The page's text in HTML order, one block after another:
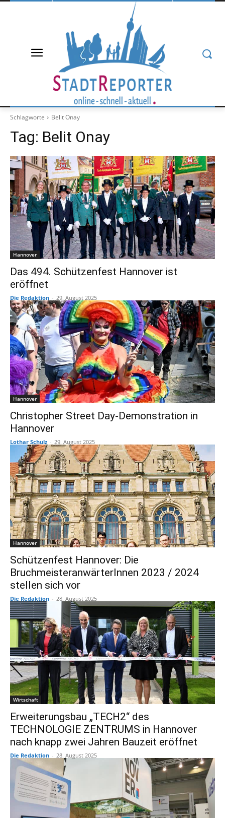
Schlagworte Belit Onay
Tag: Belit Onay
Hannover
Das 494. Schützenfest Hannover ist
eröffnet
Die Redaktion - 29. August 2025
Hannover
Christopher Street Day-Demonstration in
Hannover
Lothar Schulz - 29. August 2025
Hannover
Schützenfest Hannover: Die
BruchmeisteranwärterInnen 2023 / 2024
stellen sich vor
Die Redaktion - 28. August 2025
Wirtschaft
Erweiterungsbau „TECH2“ des
TECHNOLOGIE ZENTRUMS in Hannover
nach knapp zwei Jahren Bauzeit eröffnet
Die Redaktion - 28. August 2025